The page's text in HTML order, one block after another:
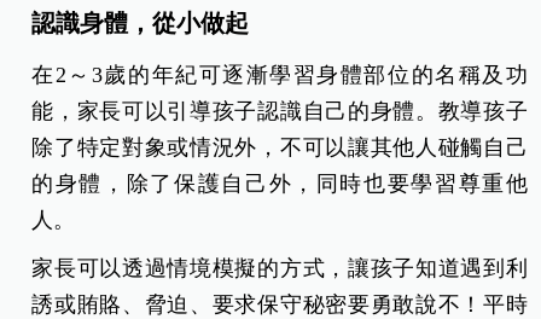
認識身體，從小做起
在2～3歲的年紀可逐漸學習身體部位的名稱及功
能，家長可以引導孩子認識自己的身體。教導孩子
除了特定對象或情況外，不可以讓其他人碰觸自己
的身體，除了保護自己外，同時也要學習尊重他
人。
家長可以透過情境模擬的方式，讓孩子知道遇到利
誘或賄賂、脅迫、要求保守秘密要勇敢說不！平時